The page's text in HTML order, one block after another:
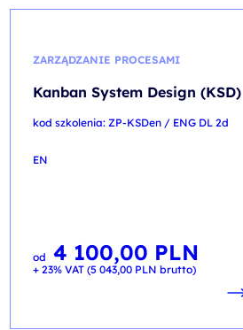
ZARZĄDZANIE PROCESAMI
Kanban System Design (KSD)
kod szkolenia: ZP-KSDen / ENG DL 2d
EN
od 4 100,00 PLN
+ 23% VAT (5 043,00 PLN brutto)